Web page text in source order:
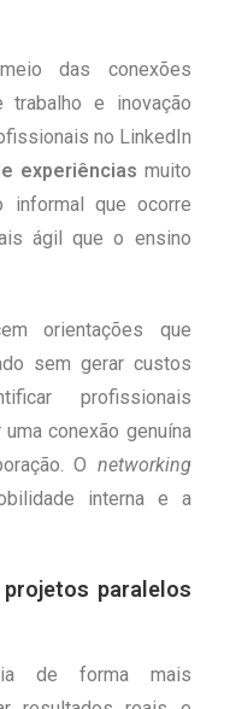
das conexões
trabalho e inovação
no LinkedIn
experiências muito
informal que ocorre
ágil que o ensino
orientações que
sem gerar custos
profissionais
conexão genuína
O networking
interna e a
paralelos
de forma mais